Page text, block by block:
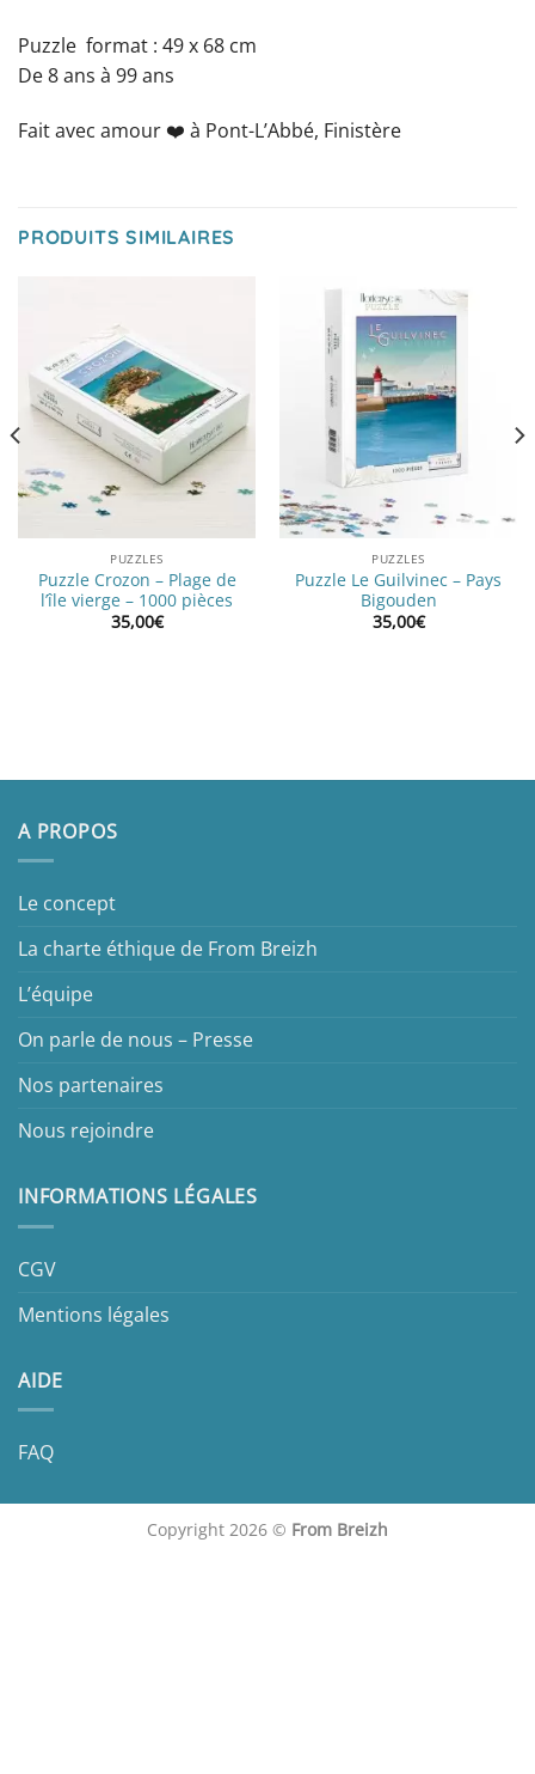
Puzzle format : 49 x 68 cm
De 8 ans à 99 ans
Fait avec amour ❤️️ à Pont-L’Abbé, Finistère
PRODUITS SIMILAIRES
PUZZLES
Puzzle Crozon – Plage de
l’île vierge – 1000 pièces
35,00€
PUZZLES
Puzzle Le Guilvinec – Pays
Bigouden
35,00€
A PROPOS
Le concept
La charte éthique de From Breizh
L’équipe
On parle de nous – Presse
Nos partenaires
Nous rejoindre
INFORMATIONS LÉGALES
CGV
Mentions légales
AIDE
FAQ
Copyright 2026 © From Breizh